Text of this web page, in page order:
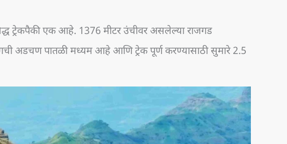
ट्रेकपैकी एक आहे. 1376 मीटर उंचीवर असलेल्या राजगड
अडचण पातळी मध्यम आहे आणि ट्रेक पूर्ण करण्यासाठी सुमारे 2.5